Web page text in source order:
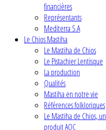
financières
Représentants
Mediterra S.A
Le Chios Mastiha
Le Mastiha de Chios
Le Pistachier Lentisque
La production
Qualités
Mastiha en notre vie
Références folkloriques
Le Mastiha de Chios, un
produit AOC